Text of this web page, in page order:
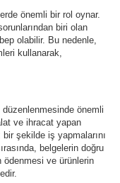
önemli bir rol oynar.
biri olan
olabilir. Bu nedenle,
kullanarak,
önemli
ve ihracat yapan
şekilde iş yapmalarını
belgelerin doğru
ve ürünlerin